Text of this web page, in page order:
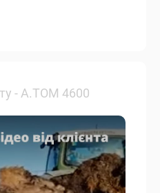
- А.ТОМ 4600